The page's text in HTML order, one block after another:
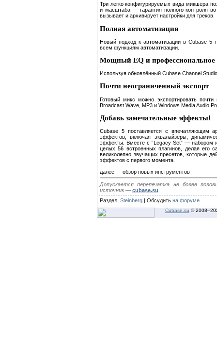
Три легко конфигурируемых вида микшера
и масштаба — гарантия полного контроля
вызывает и архивирует настройки для треков.
Полная автоматизация
Новый подход к автоматизации в Cubase 5
всем функциям автоматизации.
Мощный EQ и профессиональное
Используя обновлённый Cubase Channel
Почти неограниченный экспорт
Готовый микс можно экспортировать
Broadcast Wave, MP3 и Windows Media Audio
Добавь замечательные эффекты!
Cubase 5 поставляется с впечатляющим
эффектов, включая эквалайзеры,
эффекты. Вместе с “Legacy Set” — набором
целых 56 встроенных плагинов, делая его
великолепно звучащих пресетов, которые
эффектов с первого момента.
далее — обзор новых инструментов
Допускается перепечатка не более
источник — cubase.su
Раздел: Steinberg | Обсудить на форуме
Cubase.su © 2008–